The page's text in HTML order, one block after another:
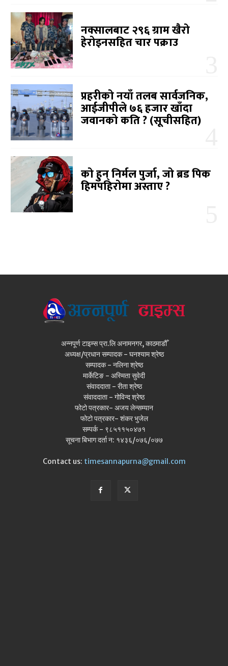
नक्सालबाट २९६ ग्राम खैरो
हेरोइनसहित चार पक्राउ
प्रहरीको नयाँ तलब सार्वजनिक,
आईजीपीले ७६ हजार खाँदा
जवानको कति ? (सूचीसहित)
को हुन् निर्मल पुर्जा, जो ब्रड पिक
हिमपहिरोमा अस्ताए ?
अन्नपूर्ण टाइम्स प्रा.लि अनामनगर, काठमाडौँ
अध्यक्ष/प्रधान सम्पादक - घनश्याम श्रेष्ठ
सम्पादक - नलिना श्रेष्ठ
मार्केटिङ - अस्मिता सुवेदी
संवाददाता - रीता श्रेष्ठ
संवाददाता - गोविन्द श्रेष्ठ
फोटो पत्रकार- अजय लेन्सम्यान
फोटो पत्रकार- शंकर भुजेल
सम्पर्क - ९८५११५०४७१
सूचना बिभाग दर्ता न: १४३६/०७६/०७७
Contact us: timesannapurna@gmail.com